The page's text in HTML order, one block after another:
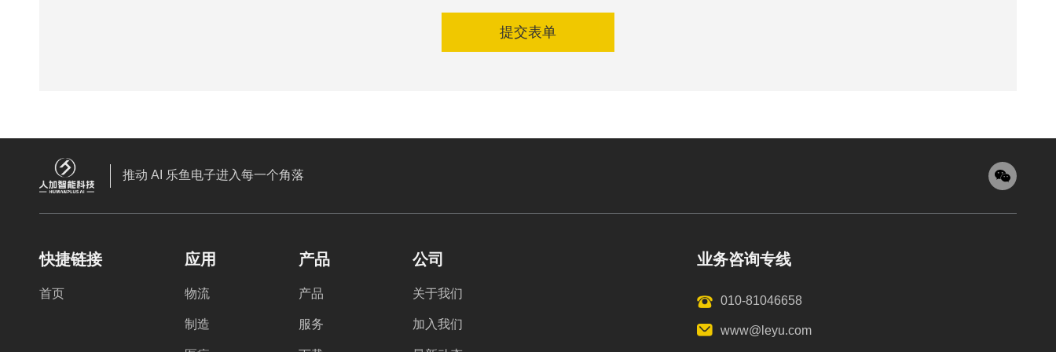
提交表单
推动 AI 乐鱼电子进入每一个角落
快捷链接
首页
应用
物流
制造
产品
产品
服务
公司
关于我们
加入我们
业务咨询专线
010-81046658
www@leyu.com